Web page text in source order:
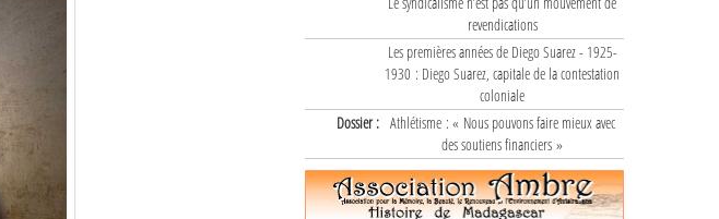
revendications
Les premières années de Diego Suarez - 1925-
1930 : Diego Suarez, capitale de la contestation
coloniale
Dossier : Athlétisme : « Nous pouvons faire mieux avec
des soutiens financiers »